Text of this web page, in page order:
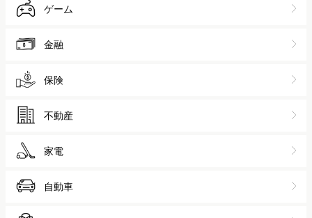
ゲーム
金融
保険
不動産
家電
自動車